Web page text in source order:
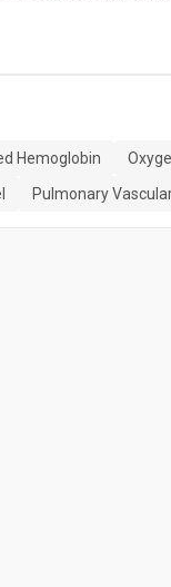
Hemoglobin
Pulmonary